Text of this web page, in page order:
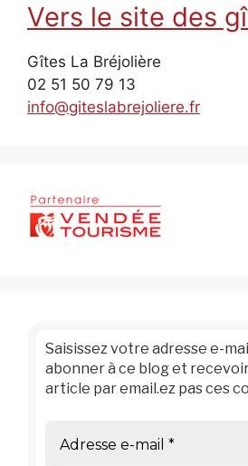
Vers le site des
Gîtes La Bréjolière
02 51 50 79 13
info@giteslabrejoliere.fr
Saisissez votre adresse e-
abonner à ce blog et
article par email.ez pas ces